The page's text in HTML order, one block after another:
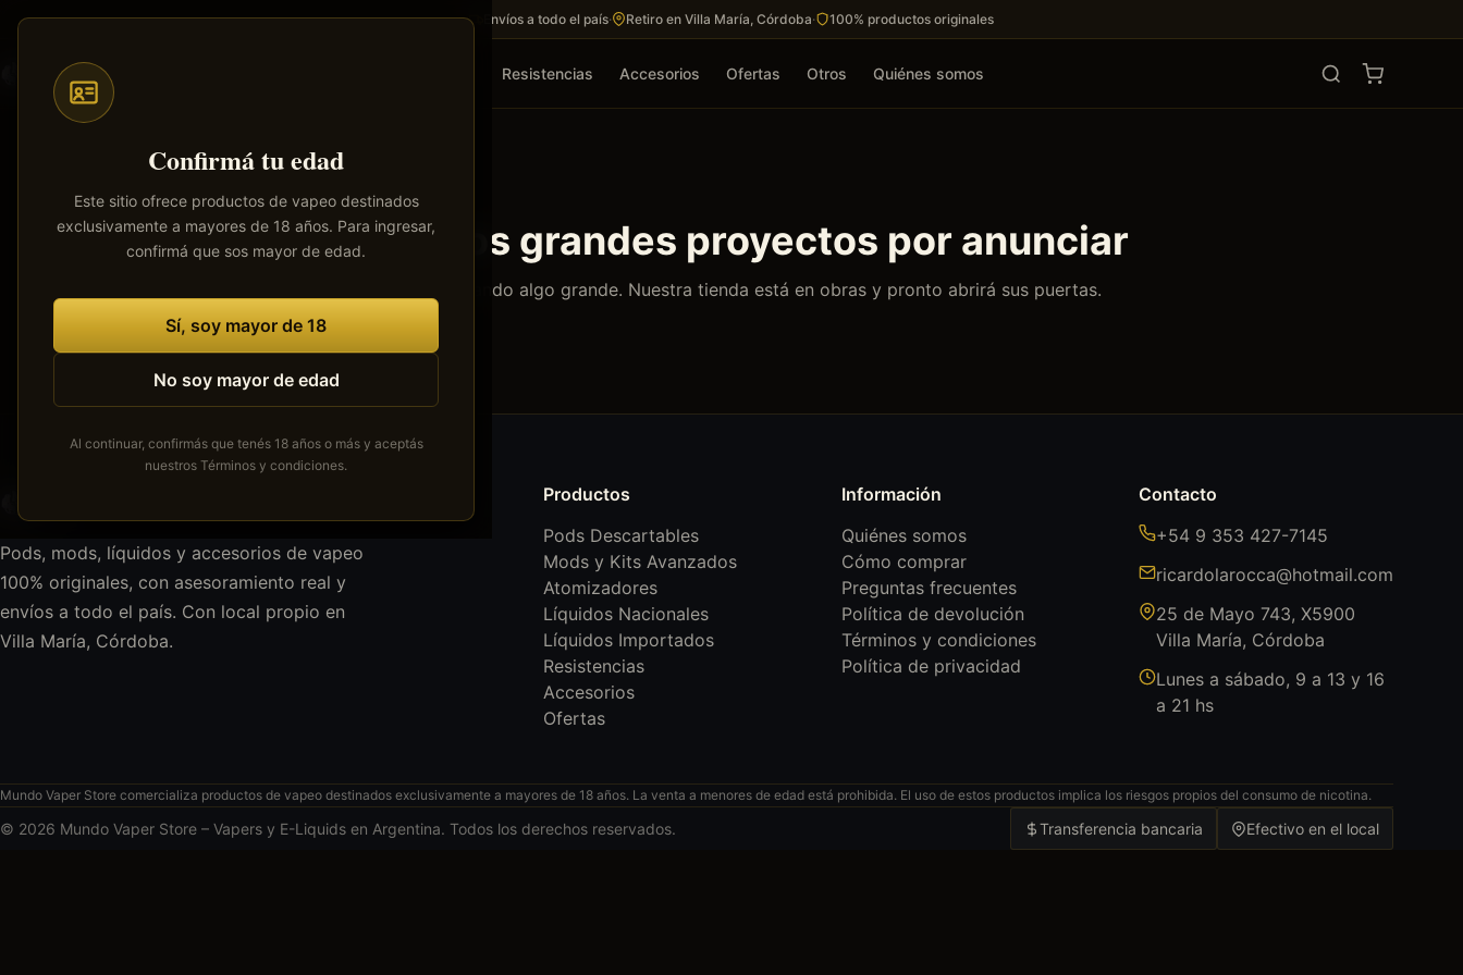
Confirmá tu edad
Este sitio ofrece productos de vapeo destinados
exclusivamente a mayores de 18 años. Para ingresar,
confirmá que sos mayor de edad.
Sí, soy mayor de 18
No soy mayor de edad
Al continuar, confirmás que tenés 18 años o más y aceptás
nuestros Términos y condiciones.
Saltar
contenido
principal
Envíos a todo el país· Retiro en Villa María, Córdoba· 100% productos originales
Todos Resistencias Accesorios Ofertas Otros Quiénes somos
Tenemos grandes proyectos por anunciar
Se está cocinando algo grande. Nuestra tienda está en obras y pronto abrirá sus puertas.
Pods, mods, líquidos y accesorios de vapeo
100% originales, con asesoramiento real y
envíos a todo el país. Con local propio en
Villa María, Córdoba.
Productos
Pods Descartables
Mods y Kits Avanzados
Atomizadores
Líquidos Nacionales
Líquidos Importados
Resistencias
Accesorios
Ofertas
Información
Quiénes somos
Cómo comprar
Preguntas frecuentes
Política de devolución
Términos y condiciones
Política de privacidad
Contacto
+54 9 353 427-7145
ricardolarocca@hotmail.com
25 de Mayo 743, X5900
Villa María, Córdoba
Lunes a sábado, 9 a 13 y 16
a 21 hs
Mundo Vaper Store comercializa productos de vapeo destinados exclusivamente a mayores de 18 años. La venta a menores de edad está prohibida. El uso de estos productos implica los riesgos propios del consumo de nicotina.
© 2026 Mundo Vaper Store – Vapers y E-Liquids en Argentina. Todos los derechos reservados. Transferencia bancaria Efectivo en el local